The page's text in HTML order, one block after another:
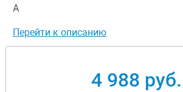
А
Перейти к описанию
4 988 руб.